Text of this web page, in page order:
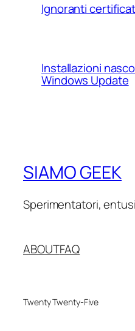
Ignoranti
Installazioni
Windows Update
SIAMO GEEK
Sperimentatori,
ABOUTFAQ
Twenty Twenty-Five